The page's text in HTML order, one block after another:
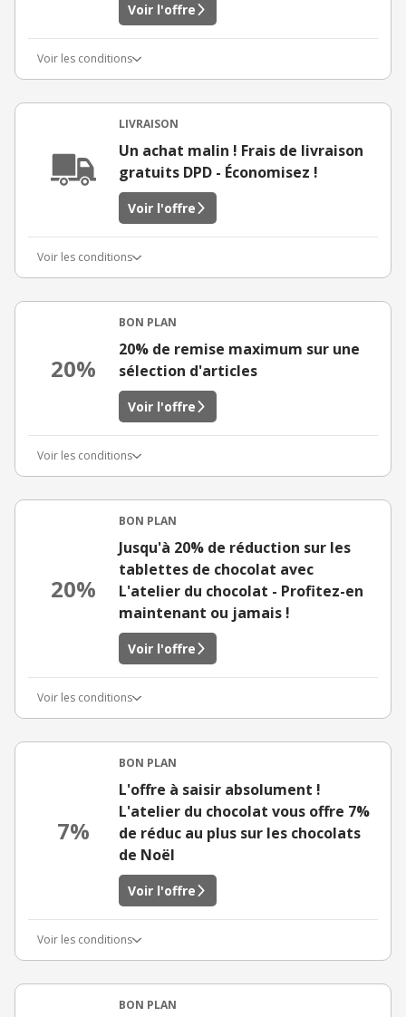
Voir l'offre
Voir les conditions
LIVRAISON
Un achat malin ! Frais de livraison
gratuits DPD - Économisez !
Voir l'offre
Voir les conditions
20%
BON PLAN
20% de remise maximum sur une
sélection d'articles
Voir l'offre
Voir les conditions
20%
BON PLAN
Jusqu'à 20% de réduction sur les
tablettes de chocolat avec
L'atelier du chocolat - Profitez-en
maintenant ou jamais !
Voir l'offre
Voir les conditions
7%
BON PLAN
L'offre à saisir absolument !
L'atelier du chocolat vous offre 7%
de réduc au plus sur les chocolats
de Noël
Voir l'offre
Voir les conditions
BON PLAN